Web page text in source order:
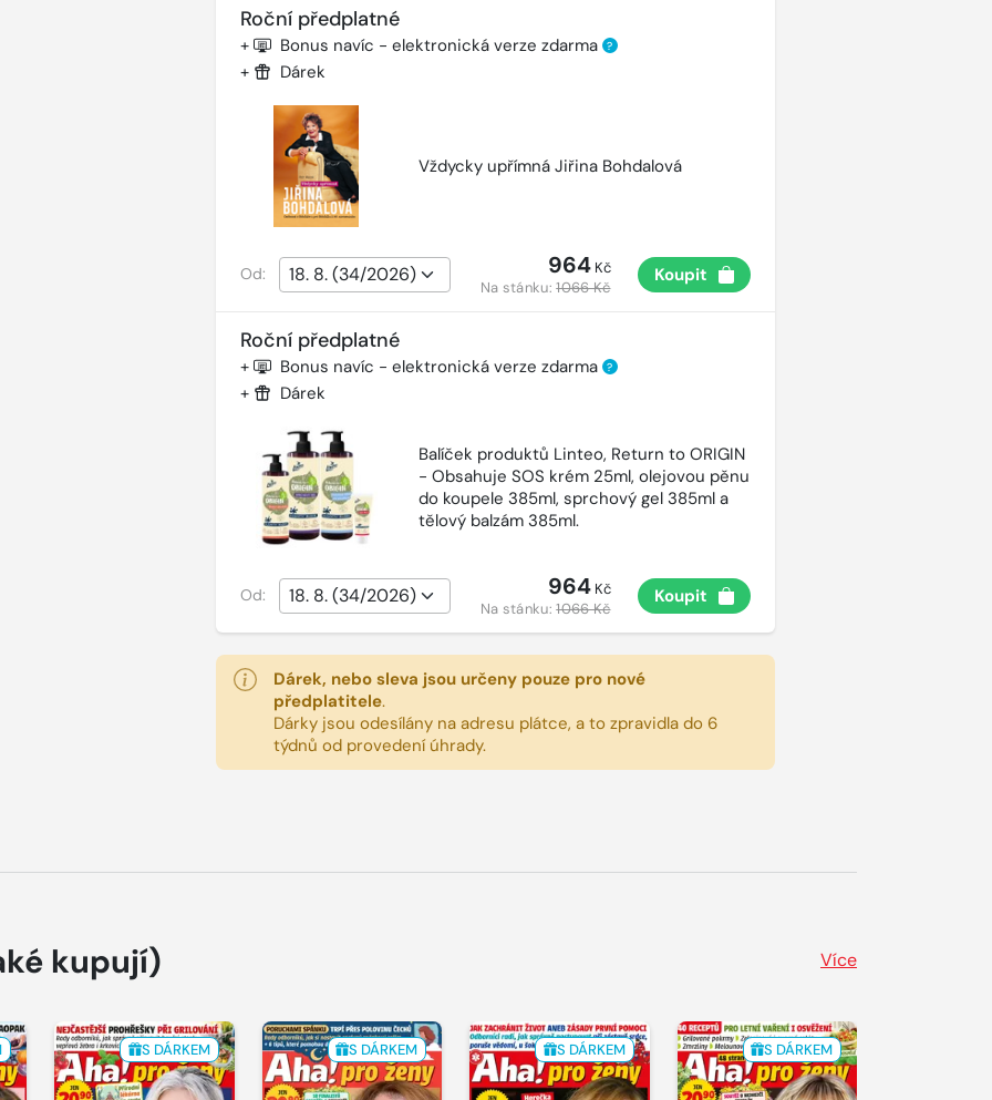
Roční předplatné
+ Bonus navíc - elektronická verze zdarma ?
+ Dárek
Vždycky upřímná Jiřina Bohdalová
Od: 964Kč
Na stánku:1066 Kč
Koupit
Roční předplatné
+ Bonus navíc - elektronická verze zdarma ?
+ Dárek
Balíček produktů Linteo, Return to ORIGIN
- Obsahuje SOS krém 25ml, olejovou pěnu
do koupele 385ml, sprchový gel 385ml a
tělový balzám 385ml.
Od: 964Kč
Na stánku:1066 Kč
Koupit
Dárek, nebo sleva jsou určeny pouze pro nové
předplatitele.
Dárky jsou odesílány na adresu plátce, a to zpravidla do 6
týdnů od provedení úhrady.
kupují) Více
S DÁRKEM S DÁRKEM S DÁRKEM S DÁRKEM